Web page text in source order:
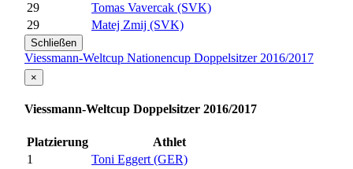
29
Tomas Vavercak (SVK)
29
Matej Zmij (SVK)
Schließen
Viessmann-Weltcup Nationencup Doppelsitzer 2016/2017
×
Viessmann-Weltcup Doppelsitzer 2016/2017
Platzierung
Athlet
1
Toni Eggert (GER)